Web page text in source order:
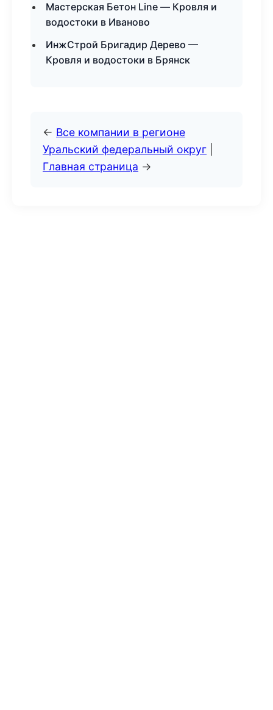
Мастерская Бетон Line — Кровля и
водостоки в Иваново
ИнжСтрой Бригадир Дерево —
Кровля и водостоки в Брянск
← Все компании в регионе
Уральский федеральный округ
Главная страница →